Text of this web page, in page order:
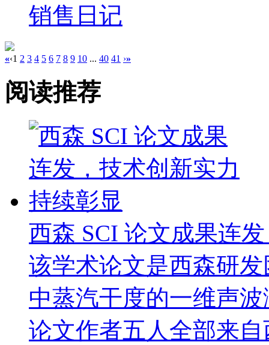
销售日记
«‹1 2 3 4 5 6 7 8 9 10 ... 40 41 ›»
阅读推荐
西森 SCI 论文成果连
该学术论文是西森研
中蒸汽干度的一维声
论文作者五人全部来